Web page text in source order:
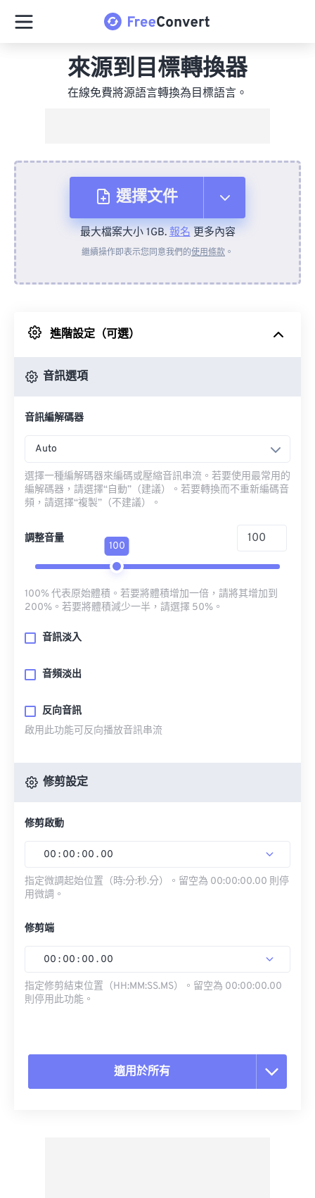
來源到目標轉換器
在線免費將源語言轉換為目標語言。
選擇文件
來自裝置
來自 Google 雲端硬碟
最大檔案大小 1GB.報名更多內容
繼續操作即表示您同意我們的使用條款 。
進階設定（可選）
音訊選項
音訊編解碼器
Auto
選擇一種編解碼器來編碼或壓縮音訊串流。若要使用最常用的
編解碼器，請選擇“自動”（建議）。若要轉換而不重新編碼音
頻，請選擇“複製”（不建議）。
調整音量
100
100% 代表原始體積。若要將體積增加一倍，請將其增加到
200%。若要將體積減少一半，請選擇 50%。
音訊淡入
音頻淡出
反向音訊
啟用此功能可反向播放音訊串流
修剪設定
修剪啟動
00 : 00 : 00 . 00
指定微調起始位置（時:分:秒.分）。留空為 00:00:00.00 則停
用微調。
修剪端
00 : 00 : 00 . 00
指定修剪結束位置（HH:MM:SS.MS）。留空為 00:00:00.00
則停用此功能。
適用於所有